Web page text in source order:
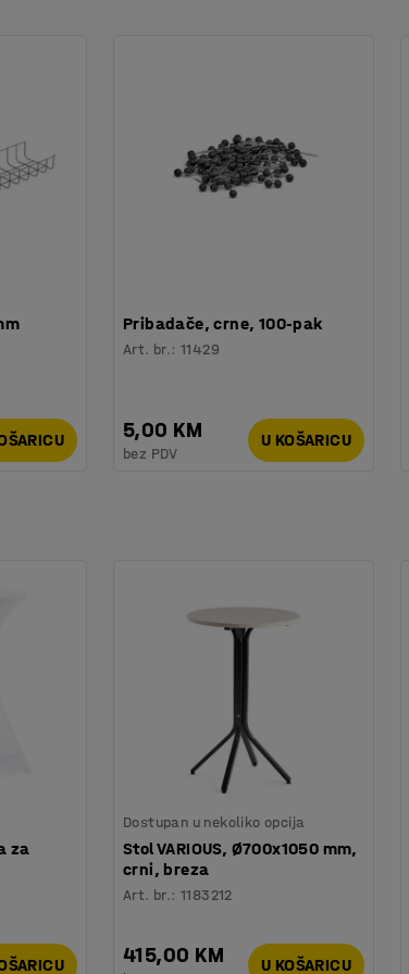
Pribadače, crne, 100-pak
Art. br.:11429
5,00 KM
bez PDV
U KOŠARICU
za
Dostupan u nekoliko opcija
Stol VARIOUS, Ø700x1050 mm,
crni, breza
Art. br.:1183212
415,00 KM U KOŠARICU